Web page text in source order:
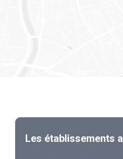
Les établissements